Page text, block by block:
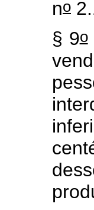
no
§ 9o